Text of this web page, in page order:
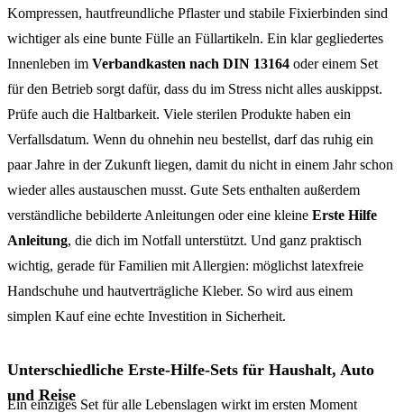
Kompressen, hautfreundliche Pflaster und stabile Fixierbinden sind
wichtiger als eine bunte Fülle an Füllartikeln. Ein klar gegliedertes
Innenleben im Verbandkasten nach DIN 13164 oder einem Set
für den Betrieb sorgt dafür, dass du im Stress nicht alles auskippst.
Prüfe auch die Haltbarkeit. Viele sterilen Produkte haben ein
Verfallsdatum. Wenn du ohnehin neu bestellst, darf das ruhig ein
paar Jahre in der Zukunft liegen, damit du nicht in einem Jahr schon
wieder alles austauschen musst. Gute Sets enthalten außerdem
verständliche bebilderte Anleitungen oder eine kleine Erste Hilfe
Anleitung, die dich im Notfall unterstützt. Und ganz praktisch
wichtig, gerade für Familien mit Allergien: möglichst latexfreie
Handschuhe und hautverträgliche Kleber. So wird aus einem
simplen Kauf eine echte Investition in Sicherheit.
Unterschiedliche Erste-Hilfe-Sets für Haushalt, Auto
und Reise
Ein einziges Set für alle Lebenslagen wirkt im ersten Moment